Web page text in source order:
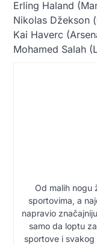
Erling Haland
Nikolas Džekson
Kai Haverc
Mohamed Salah
Od malih nogu
sportovima, a
napravio
samo da loptu
sportove i svakog